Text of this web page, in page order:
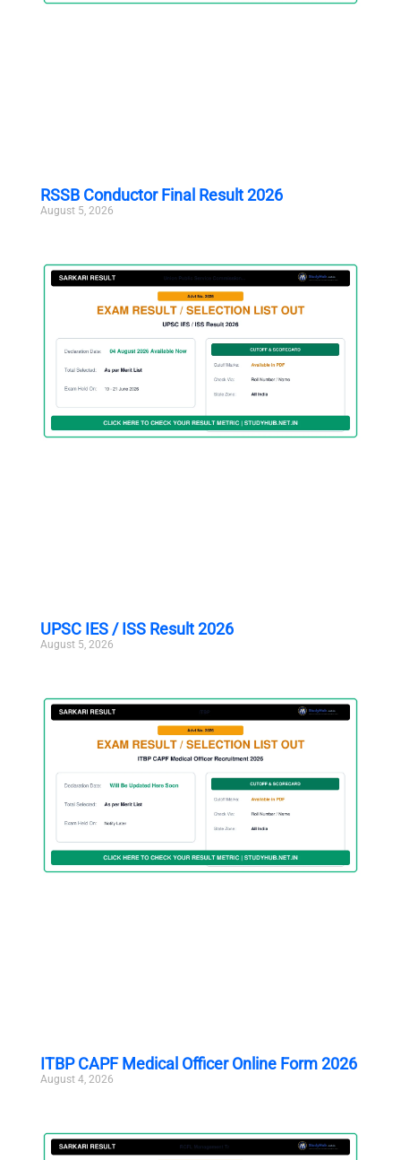
RSSB Conductor Final Result 2026
August 5, 2026
UPSC IES / ISS Result 2026
August 5, 2026
ITBP CAPF Medical Officer Online Form 2026
August 4, 2026